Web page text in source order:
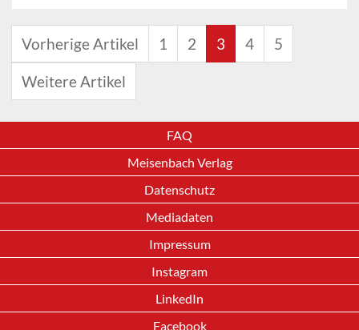
Vorherige Artikel 1 2 3 4 5
Weitere Artikel
FAQ
Meisenbach Verlag
Datenschutz
Mediadaten
Impressum
Instagram
LinkedIn
Facebook